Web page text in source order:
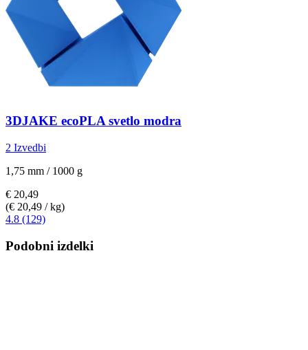
3DJAKE ecoPLA svetlo modra
2 Izvedbi
1,75 mm / 1000 g
€ 20,49
(€ 20,49 / kg)
4.8 (129)
Podobni izdelki